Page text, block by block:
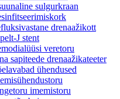
sulgurkraan
drenaažikott
J stent
veretoru
sapiteede drenaažikateeter
ühendused
imemistoru